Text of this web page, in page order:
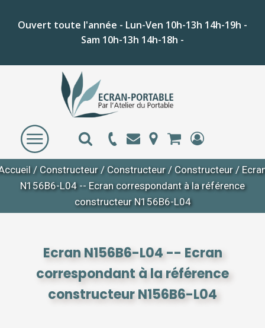
Ouvert toute l'année - Lun-Ven 10h-13h 14h-19h -
Sam 10h-13h 14h-18h -
/ Constructeur / Constructeur / Constructeur /
N156B6-L04 -- Ecran correspondant à la référence
constructeur N156B6-L04
Ecran N156B6-L04 -- Ecran
correspondant à la référence
constructeur N156B6-L04